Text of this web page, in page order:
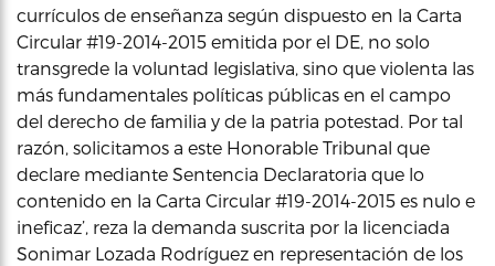
currículos de enseñanza según dispuesto en la Carta
Circular #19-2014-2015 emitida por el DE, no solo
transgrede la voluntad legislativa, sino que violenta las
más fundamentales políticas públicas en el campo
del derecho de familia y de la patria potestad. Por tal
razón, solicitamos a este Honorable Tribunal que
declare mediante Sentencia Declaratoria que lo
contenido en la Carta Circular #19-2014-2015 es nulo e
ineficaz’, reza la demanda suscrita por la licenciada
Sonimar Lozada Rodríguez en representación de los